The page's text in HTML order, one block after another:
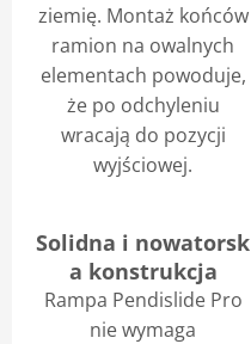
ziemię. Montaż końców
ramion na owalnych
elementach powoduje,
że po odchyleniu
wracają do pozycji
wyjściowej.
Solidna i nowatorsk
a konstrukcja
Rampa Pendislide Pro
nie wymaga